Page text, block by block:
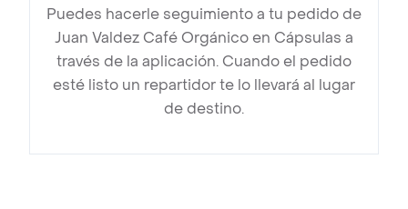
Puedes hacerle seguimiento a tu pedido de
Juan Valdez Café Orgánico en Cápsulas a
través de la aplicación. Cuando el pedido
esté listo un repartidor te lo llevará al lugar
de destino.